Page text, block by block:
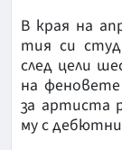
В края на
тия си
след цели
на
за артиста
му с